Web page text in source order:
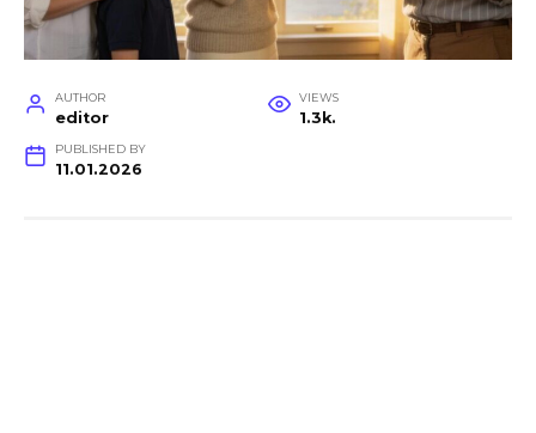
AUTHOR
editor
VIEWS
1.3k.
PUBLISHED BY
11.01.2026